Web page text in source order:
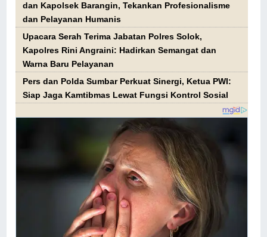
dan Kapolsek Barangin, Tekankan Profesionalisme
dan Pelayanan Humanis
Upacara Serah Terima Jabatan Polres Solok,
Kapolres Rini Angraini: Hadirkan Semangat dan
Warna Baru Pelayanan
Pers dan Polda Sumbar Perkuat Sinergi, Ketua PWI:
Siap Jaga Kamtibmas Lewat Fungsi Kontrol Sosial